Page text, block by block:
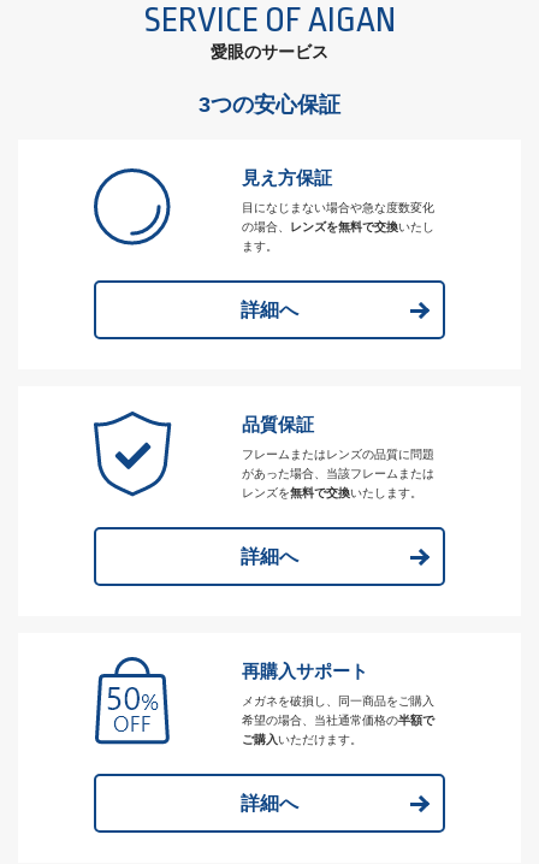
SERVICE OF AIGAN
愛眼のサービス
3つの安心保証
見え方保証
目になじまない場合や急な度数変化
の場合、
レンズを無料で交換いたし
ます。
詳細へ
品質保証
フレームまたはレンズの品質に問題
があった場合、当該フレームまたは
レンズを無料で交換いたします。
詳細へ
再購入サポート
メガネを破損し、同一商品をご購入
希望の場合、当社通常価格の半額で
ご購入いただけます。
詳細へ